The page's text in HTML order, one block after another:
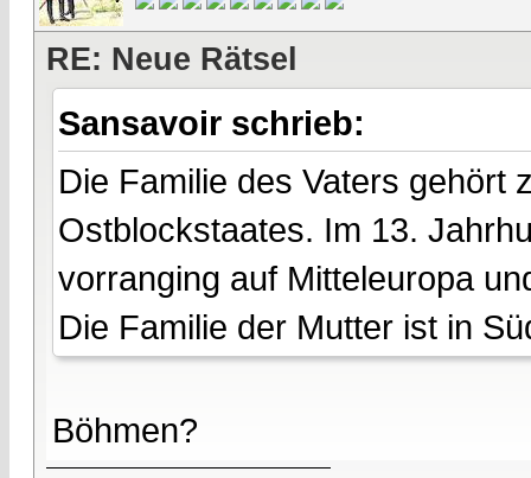
RE: Neue Rätsel
Sansavoir schrieb:
Die Familie des Vaters gehört
Ostblockstaates. Im 13.
vorranging auf Mitteleuropa
Die Familie der Mutter ist in
Böhmen?